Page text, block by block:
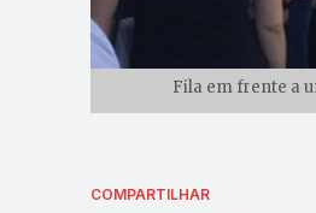
Fila em frente a
COMPARTILHAR